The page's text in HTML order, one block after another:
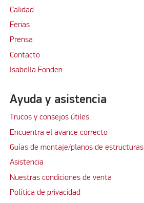
Calidad
Ferias
Prensa
Contacto
Isabella Fonden
Ayuda y asistencia
Trucos y consejos útiles
Encuentra el avance correcto
Guías de montaje/planos de estructuras
Asistencia
Nuestras condiciones de venta
Política de privacidad